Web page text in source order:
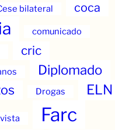
bilateral coca
comunicado
cric
Diplomado
Drogas ELN
Farc